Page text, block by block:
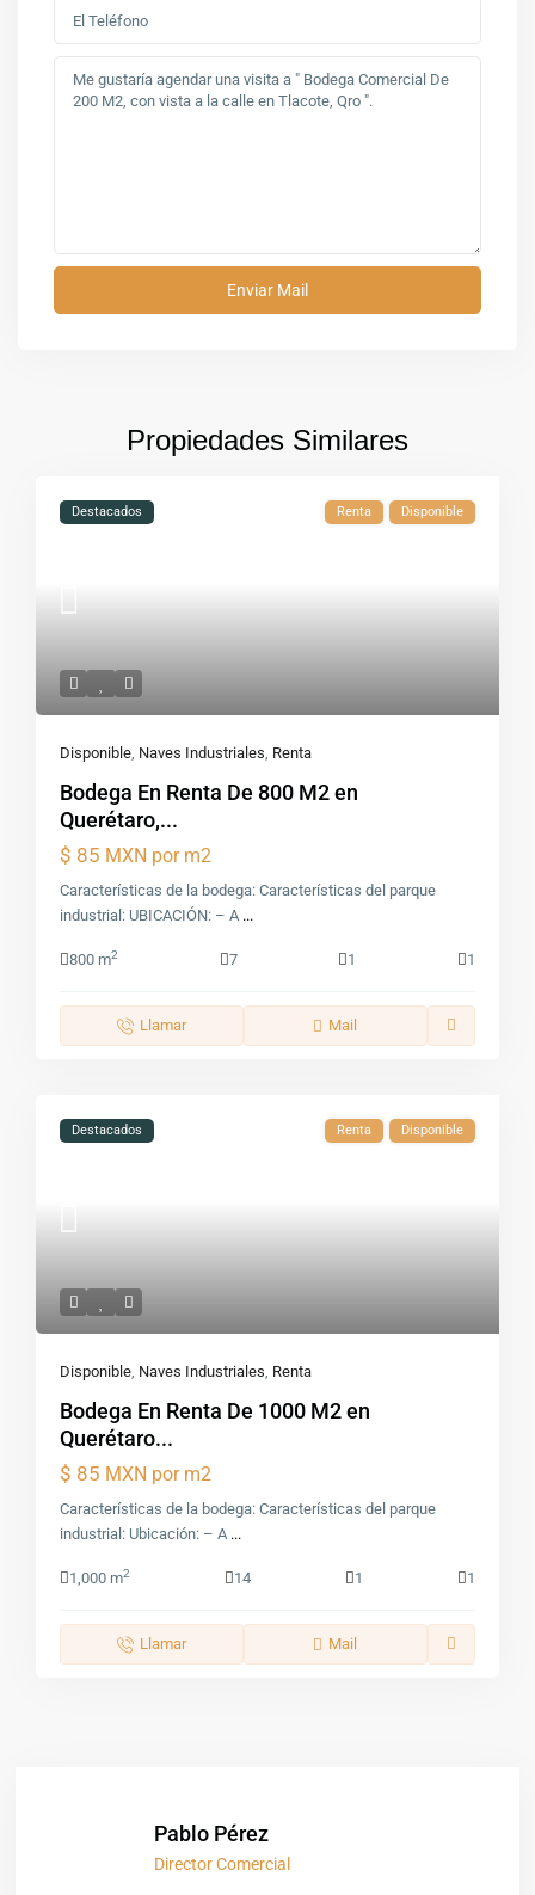
Propiedades Similares
Destacados Renta Disponible
Disponible, Naves Industriales, Renta
Bodega En Renta De 800 M2 en
Querétaro,...
$ 85 MXN por m2
Características de la bodega: Características del parque
industrial: UBICACIÓN: – A ...
800 m2 7 1 1
Llamar Mail
Destacados Renta Disponible
Disponible, Naves Industriales, Renta
Bodega En Renta De 1000 M2 en
Querétaro...
$ 85 MXN por m2
Características de la bodega: Características del parque
industrial: Ubicación: – A ...
1,000 m2 14 1 1
Llamar Mail
Pablo Pérez
Director Comercial